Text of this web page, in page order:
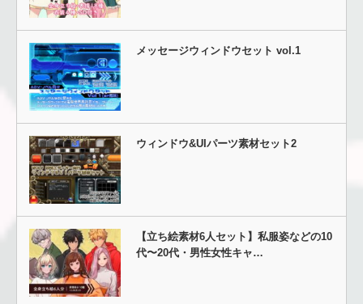
メッセージウィンドウセット vol.1
ウィンドウ&UIパーツ素材セット2
【立ち絵素材6人セット】私服姿などの10
代〜20代・男性女性キャ…